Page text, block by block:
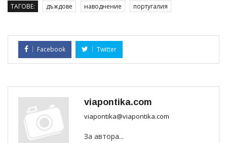
ТАГОВЕ: дъждове наводнение португалия
Facebook Twitter
viapontika.com
viapontika@viapontika.com
За автора...